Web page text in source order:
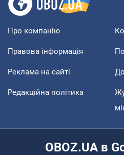
Про компанію
Правова інформація
Реклама на сайті
Редакційна політика
OBOZ.UA в